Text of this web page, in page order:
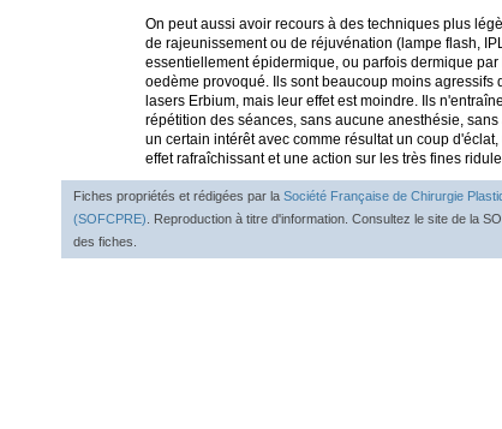
On peut aussi avoir recours à des techniques plus
de rajeunissement ou de réjuvénation (lampe flash,
essentiellement épidermique, ou parfois dermique
oedème provoqué. Ils sont beaucoup moins agressifs
lasers Erbium, mais leur effet est moindre. Ils
répétition des séances, sans aucune anesthésie,
un certain intérêt avec comme résultat un coup
effet rafraîchissant et une action sur les très fines
Fiches propriétés et rédigées par la Société Française de Chirurgie
(SOFCPRE) . Reproduction à titre d'information. Consultez le site de la
des fiches.